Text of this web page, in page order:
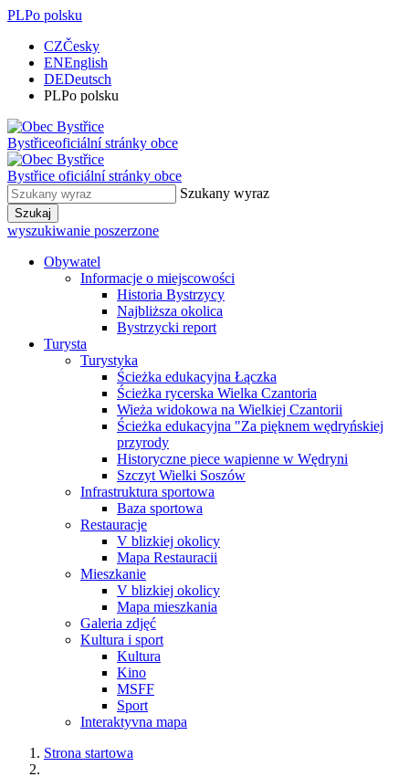
PLPo polsku
CZČesky
ENEnglish
DEDeutsch
PLPo polsku
Bystřiceoficiální stránky obce
Bystřice oficiální stránky obce
Szukany wyraz
Szukaj
wyszukiwanie poszerzone
Obywatel
Informacje o miejscowości
Historia Bystrzycy
Najbliższa okolica
Bystrzycki report
Turysta
Turystyka
Ścieżka edukacyjna Łączka
Ścieżka rycerska Wielka Czantoria
Wieża widokowa na Wielkiej Czantorii
Ścieżka edukacyjna "Za pięknem wędryńskiej
przyrody
Historyczne piece wapienne w Wędryni
Szczyt Wielki Soszów
Infrastruktura sportowa
Baza sportowa
Restauracje
V blizkiej okolicy
Mapa Restauracii
Mieszkanie
V blizkiej okolicy
Mapa mieszkania
Galeria zdjęć
Kultura i sport
Kultura
Kino
MSFF
Sport
Interaktyvna mapa
Strona startowa